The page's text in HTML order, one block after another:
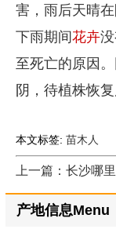
害，雨后天晴
下雨期间花卉
至死亡的原因
阴，待植株恢
本文标签: 苗木人
产地信息Menu